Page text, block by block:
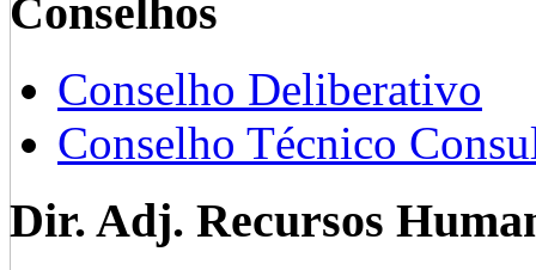
Conselhos
Conselho Deliberativo
Conselho Técnico
Dir. Adj. Recursos